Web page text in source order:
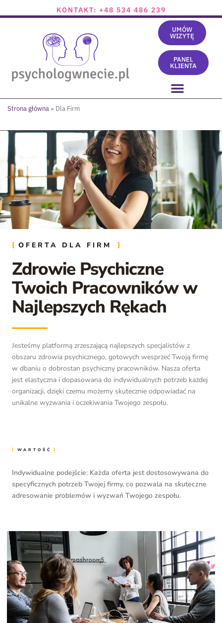
KONTAKT: +48 534 486 239
UMÓW
WIZYTĘ
PANEL
KLIENTA
Strona główna» Dla Firm
OFERTA DLA FIRM
Zdrowie Psychiczne
Twoich Pracowników w
Najlepszych Rękach
Jesteśmy platformą zrzeszającą najlepszych specjalistów z
obszaru zdrowia psychicznego, gotowych wesprzeć Twoją firmę
w dbaniu o dobrostan psychiczny pracowników. Nasza oferta
jest elastyczna i dopasowana do indywidualnych potrzeb każdej
organizacji, dzięki czemu możemy skutecznie odpowiadać na
unikalne wyzwania i oczekiwania Twojego zespołu.
WARTOŚĆ
Indywidualne podejście: Każda oferta jest dostosowywana do
specyficznych potrzeb Twojej firmy, co pozwala na skuteczne
adresowanie problemów i wyzwań Twojego zespołu.